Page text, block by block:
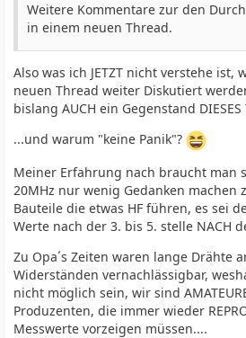
Weitere Kommentare zur den
in einem neuen Thread.
Also was ich JETZT nicht verstehe ist,
neuen Thread weiter Diskutiert
bislang AUCH ein Gegenstand
...und warum "keine Panik"?
Meiner Erfahrung nach braucht man
20MHz nur wenig Gedanken machen
Bauteile die etwas HF führen, es sei
Werte nach der 3. bis 5. stelle NACH
Zu Opa´s Zeiten waren lange Drähte
Widerständen vernachlässigbar,
nicht möglich sein, wir sind
Produzenten, die immer wieder
Messwerte vorzeigen müssen....